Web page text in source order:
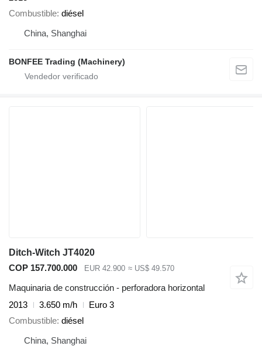
Combustible diésel
China, Shanghai
BONFEE Trading (Machinery)
Ditch-Witch JT4020
COP 157.700.000
EUR 42.900 ≈ US$ 49.570
Maquinaria de construcción - perforadora horizontal
2013
3.650 m/h
Euro 3
Combustible diésel
China, Shanghai